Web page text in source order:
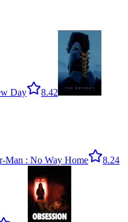
Day 8.42
Man : No Way Home 8.24